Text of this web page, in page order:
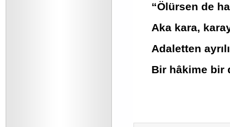
“Ölürsen de
Aka kara,
Adaletten
Bir hâkime bir